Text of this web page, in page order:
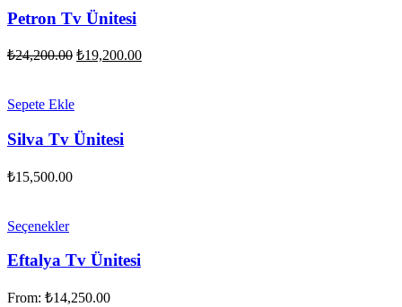
Petron Tv Ünitesi
₺24,200.00 Orijinal
₺19,200.00Şu
Sepete Ekle
Silva Tv Ünitesi
₺15,500.00
Seçenekler
Eftalya Tv Ünitesi
From: ₺14,250.00